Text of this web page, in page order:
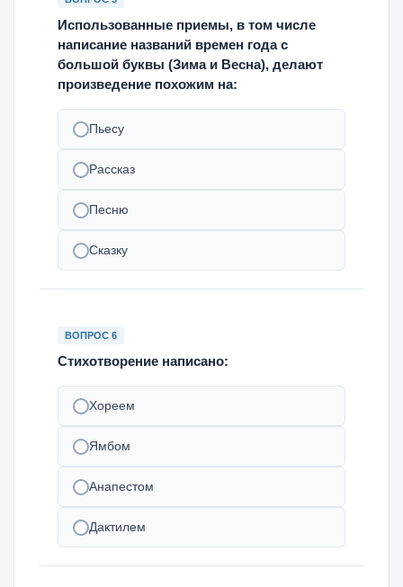
Использованные приемы, в том числе
написание названий времен года с
большой буквы (Зима и Весна), делают
произведение похожим на:
Пьесу
Рассказ
Песню
Сказку
ВОПРОС 6
Стихотворение написано:
Хореем
Ямбом
Анапестом
Дактилем